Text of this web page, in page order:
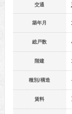
交通
築年月
総戸数
階建
種別/構造
賃料